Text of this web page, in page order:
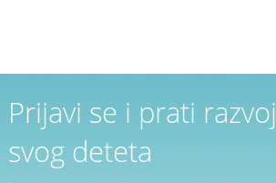
Prijavi se i prati razvoj
svog deteta